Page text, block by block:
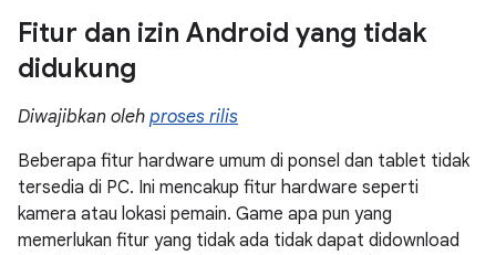
Fitur dan izin Android yang tidak
didukung
Diwajibkan oleh proses rilis
Beberapa fitur hardware umum di ponsel dan tablet tidak
tersedia di PC. Ini mencakup fitur hardware seperti
kamera atau lokasi pemain. Game apa pun yang
memerlukan fitur yang tidak ada tidak dapat didownload